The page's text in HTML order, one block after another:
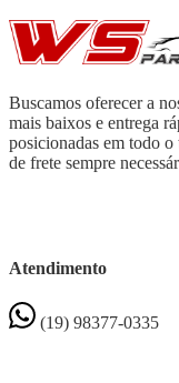
Buscamos oferecer a
mais baixos e entrega
posicionadas em todo
de frete sempre
Atendimento
(19) 98377-0335